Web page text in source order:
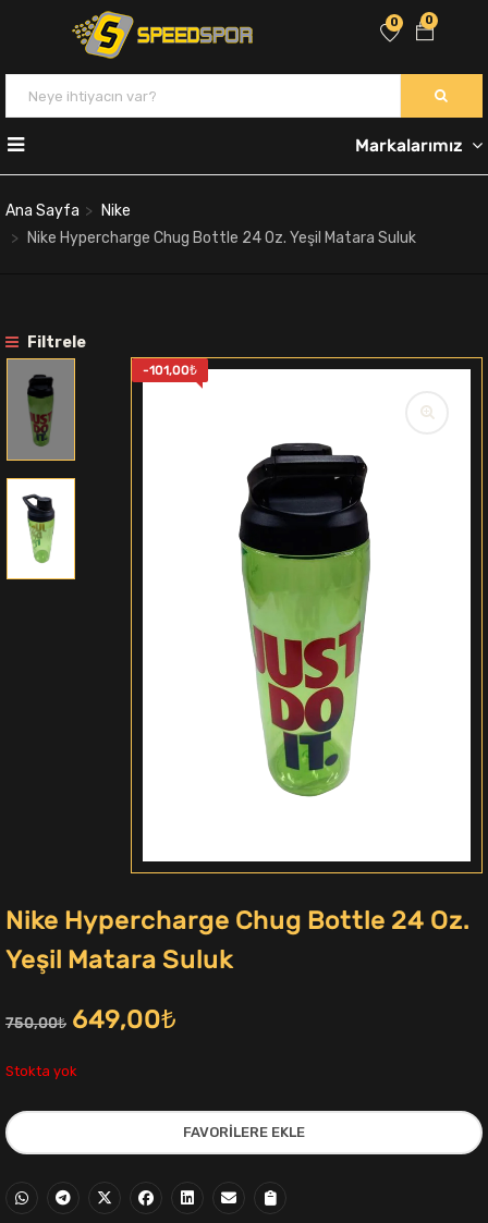
0
0
Markalarımız
Ana Sayfa
Nike
Nike Hypercharge Chug Bottle 24 Oz. Yeşil Matara Suluk
Filtrele
-101,00₺
Nike Hypercharge Chug Bottle 24 Oz.
Yeşil Matara Suluk
750,00₺ Orijinal
fiyat:
750,00₺.
649,00₺
fiyat:
649,00₺.
Stokta yok
FAVORILERE EKLE